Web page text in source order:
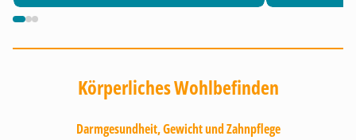
Körperliches Wohlbefinden
Darmgesundheit, Gewicht und Zahnpflege